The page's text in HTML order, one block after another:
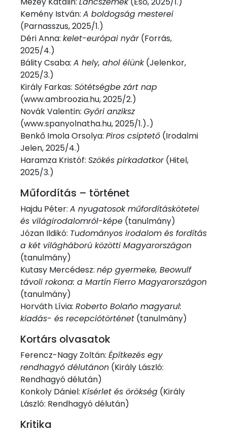
Kemény István: A boldogság mesterei
(Parnasszus, 2025/1.)
Déri Anna: kelet-európai nyár(Forrás,
2025/4.)
Bálity Csaba: A hely, ahol élünk(Jelenkor,
2025/3.)
Király Farkas: Sötétségbe zárt nap
(www.ambroozia.hu, 2025/2.)
Novák Valentin: Győri anziksz
(www.spanyolnatha.hu, 2025/1.)..)
Benkő Imola Orsolya: Piros csiptető (Irodalmi
Jelen, 2025/4.)
Haramza Kristóf: Szökés pirkadatkor(Hitel,
2025/3.)
Műfordítás – történet
Hajdu Péter: A nyugatosok műfordításkötetei
és világirodalomról-képe (tanulmány)
Józan Ildikó: Tudományos irodalom és fordítás
a két világháború közötti Magyarországon
(tanulmány)
Kutasy Mercédesz: nép gyermeke, Beowulf
távoli rokona: a Martín Fierro Magyarországon
(tanulmány)
Horváth Lívia: Roberto Bolaño magyarul:
kiadás- és recepciótörténet (tanulmány)
Kortárs olvasatok
Ferencz-Nagy Zoltán: Építkezés egy
rendhagyó délutánon (Király László:
Rendhagyó délután)
Konkoly Dániel: Kísérlet és örökség (Király
László: Rendhagyó délután)
Kritika